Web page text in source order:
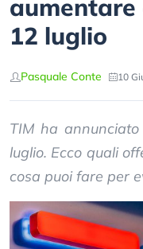
aumentare
12 luglio
Pasquale Conte 10
TIM ha
luglio. Ecco quali
cosa puoi fare per